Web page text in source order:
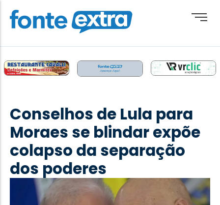
Destaque
Esporte
Geral
Obituário
Paraguai
Conselhos de Lula para
Moraes se blindar expõe
colapso da separação
dos poderes